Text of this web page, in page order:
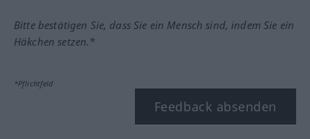
Bitte bestätigen Sie, dass Sie ein Mensch sind, indem Sie ein
Häkchen setzen.*
*Pflichtfeld
Feedback absenden